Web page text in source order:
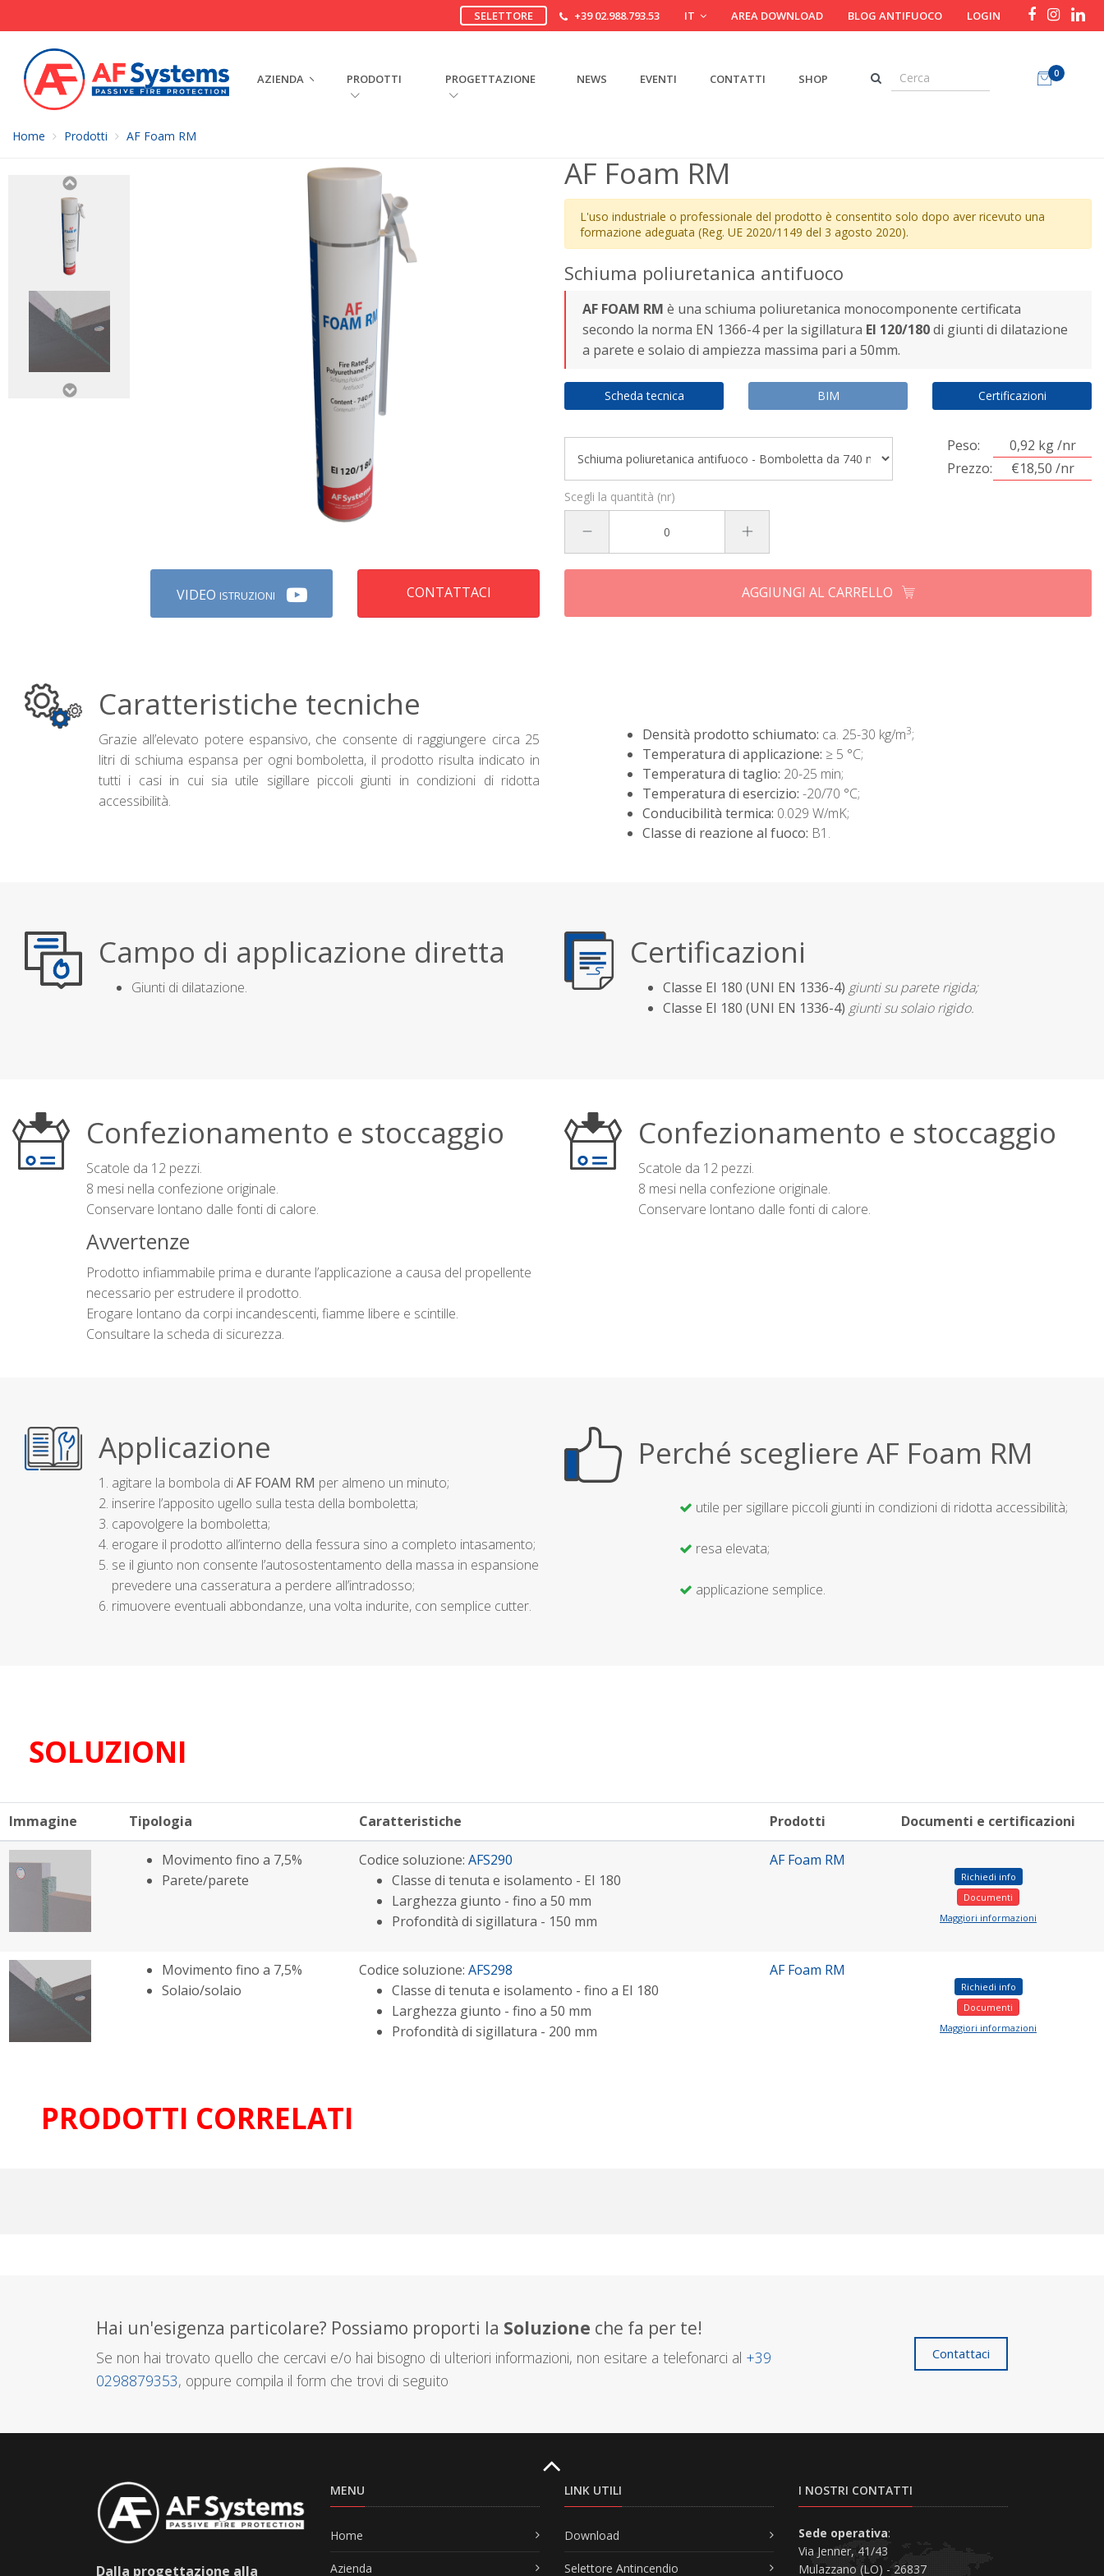
SELETTORE +39 02.988.793.53 IT AREA DOWNLOAD BLOG ANTIFUOCO LOGIN
AZIENDA PRODOTTI PROGETTAZIONE NEWS EVENTI CONTATTI SHOP 0
Home Prodotti AF Foam RM
AF Foam RM
L'uso industriale o professionale del prodotto è consentito solo dopo aver ricevuto una
formazione adeguata (Reg. UE 2020/1149 del 3 agosto 2020).
Schiuma poliuretanica antifuoco
AF FOAM RM è una schiuma poliuretanica monocomponente certificata
secondo la norma EN 1366-4 per la sigillatura EI 120/180di giunti di dilatazione
a parete e solaio di ampiezza massima pari a 50mm.
Scheda tecnica BIM Certificazioni
Peso:
0,92 kg /nr
Prezzo:
€18,50 /nr
Scegli la quantità (nr)
VIDEO ISTRUZIONI CONTATTACI AGGIUNGI AL CARRELLO
Caratteristiche tecniche
Grazie all’elevato potere espansivo, che consente di raggiungere circa 25
litri di schiuma espansa per ogni bomboletta, il prodotto risulta indicato in
tutti i casi in cui sia utile sigillare piccoli giunti in condizioni di ridotta
accessibilità.
Densità prodotto schiumato: ca. 25-30 kg/m3;
Temperatura di applicazione: ≥ 5 °C;
Temperatura di taglio: 20-25 min;
Temperatura di esercizio: -20/70 °C;
Conducibilità termica: 0.029 W/mK;
Classe di reazione al fuoco: B1.
Campo di applicazione diretta
Giunti di dilatazione.
Certificazioni
Classe EI 180 (UNI EN 1336-4) giunti su parete rigida;
Classe EI 180 (UNI EN 1336-4) giunti su solaio rigido.
Confezionamento e stoccaggio
Scatole da 12 pezzi.
8 mesi nella confezione originale.
Conservare lontano dalle fonti di calore.
Avvertenze
Prodotto infiammabile prima e durante l’applicazione a causa del propellente
necessario per estrudere il prodotto.
Erogare lontano da corpi incandescenti, fiamme libere e scintille.
Consultare la scheda di sicurezza.
Confezionamento e stoccaggio
Scatole da 12 pezzi.
8 mesi nella confezione originale.
Conservare lontano dalle fonti di calore.
Applicazione
1. agitare la bombola diAF FOAM RM per almeno un minuto;
2. inserire l’apposito ugello sulla testa della bomboletta;
3. capovolgere la bomboletta;
4. erogare il prodotto all’interno della fessura sino a completo intasamento;
5. se il giunto non consente l’autosostentamento della massa in espansione
prevedere una casseratura a perdere all’intradosso;
6. rimuovere eventuali abbondanze, una volta indurite, con semplice cutter.
Perché scegliere AF Foam RM
utile per sigillare piccoli giunti in condizioni di ridotta accessibilità;
resa elevata;
applicazione semplice.
SOLUZIONI
Immagine Tipologia Caratteristiche Prodotti Documenti e certificazioni
Movimento fino a 7,5%
Parete/parete
Codice soluzione: AFS290
Classe di tenuta e isolamento - EI 180
Larghezza giunto - fino a 50 mm
Profondità di sigillatura - 150 mm
AF Foam RM
Richiedi info
Documenti
Maggiori informazioni
Movimento fino a 7,5%
Solaio/solaio
Codice soluzione: AFS298
Classe di tenuta e isolamento - fino a EI 180
Larghezza giunto - fino a 50 mm
Profondità di sigillatura - 200 mm
AF Foam RM
Richiedi info
Documenti
Maggiori informazioni
PRODOTTI CORRELATI
Hai un'esigenza particolare? Possiamo proporti la Soluzione che fa per te!
Se non hai trovato quello che cercavi e/o hai bisogno di ulteriori informazioni, non esitare a telefonarci al +39
0298879353, oppure compila il form che trovi di seguito
Contattaci
Dalla progettazione alla
MENU
Home
Azienda
LINK UTILI
Download
Selettore Antincendio
I NOSTRI CONTATTI
Sede operativa:
Via Jenner, 41/43
Mulazzano (LO) - 26837